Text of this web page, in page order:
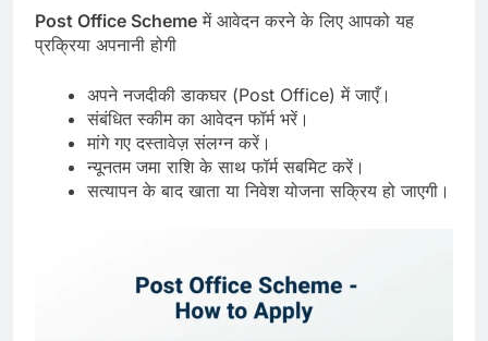
Post Office Scheme में आवेदन करने के लिए आपको यह
प्रक्रिया अपनानी होगी
अपने नजदीकी डाकघर (Post Office) में जाएँ।
संबंधित स्कीम का आवेदन फॉर्म भरें।
मांगे गए दस्तावेज़ संलग्न करें।
न्यूनतम जमा राशि के साथ फॉर्म सबमिट करें।
सत्यापन के बाद खाता या निवेश योजना सक्रिय हो जाएगी।